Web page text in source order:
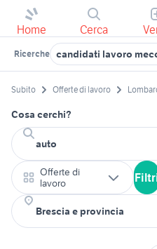
Home Cerca
Ricerche candidati lavoro
Subito Offerte di lavoro
Cosa cerchi?
Offerte di
lavoro